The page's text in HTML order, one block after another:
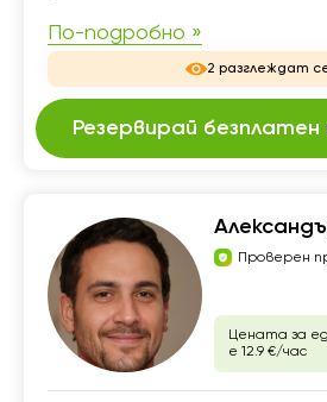
По-подробно »
2 разглеждат
Резервирай
Проверен
Цената за
е 12.9 €/час